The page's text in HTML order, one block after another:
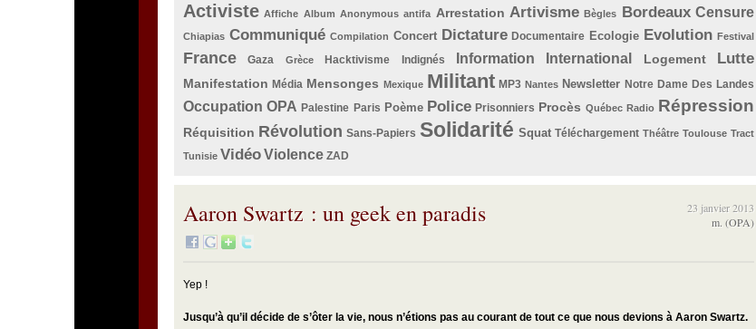
Activiste Affiche Album Anonymous antifa Arrestation Artivisme Bègles Bordeaux Censure
Chiapias Communiqué Compilation Concert Dictature Documentaire Ecologie Evolution Festival
France Gaza Grèce Hacktivisme Indignés Information International Logement Lutte
Manifestation Média Mensonges Mexique Militant MP3 Nantes Newsletter Notre Dame Des Landes
Occupation OPA Palestine Paris Poème Police Prisonniers Procès Québec Radio Répression
Réquisition Révolution Sans-Papiers Solidarité Squat Téléchargement Théâtre Toulouse Tract
Tunisie VidéoViolence ZAD
23 janvier 2013
m. (OPA)
Aaron Swartz : un geek en paradis
Yep !
Jusqu’à qu’il décide de s’ôter la vie, nous n’étions pas au courant de tout ce que nous devions à Aaron Swartz.